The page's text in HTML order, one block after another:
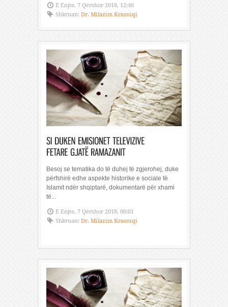
E Enjte, 7 Qërshor 2018, 12:48
Shkruan: Dr. Milazim Krasniqi
Besoj se tematika do të duhej të zgjerohej, duke
përfshirë edhe aspekte historike e sociale të
Islamit ndër shqiptarë, dokumentarë për xhami
të...
E Enjte, 7 Qërshor 2018, 00:01
Shkruan: Dr. Milazim Krasniqi